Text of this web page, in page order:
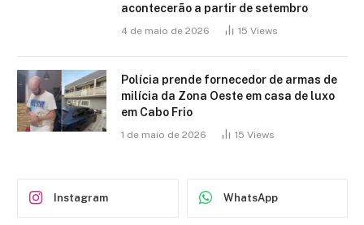
acontecerão a partir de setembro
4 de maio de 2026 15 Views
Polícia prende fornecedor de armas de
milícia da Zona Oeste em casa de luxo
em Cabo Frio
1 de maio de 2026 15 Views
Instagram WhatsApp